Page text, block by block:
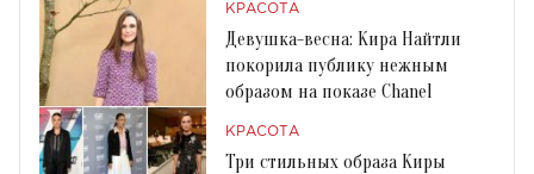
КРАСОТА
Девушка-весна: Кира Найтли
покорила публику нежным
образом на показе Chanel
КРАСОТА
Три стильных образа Киры